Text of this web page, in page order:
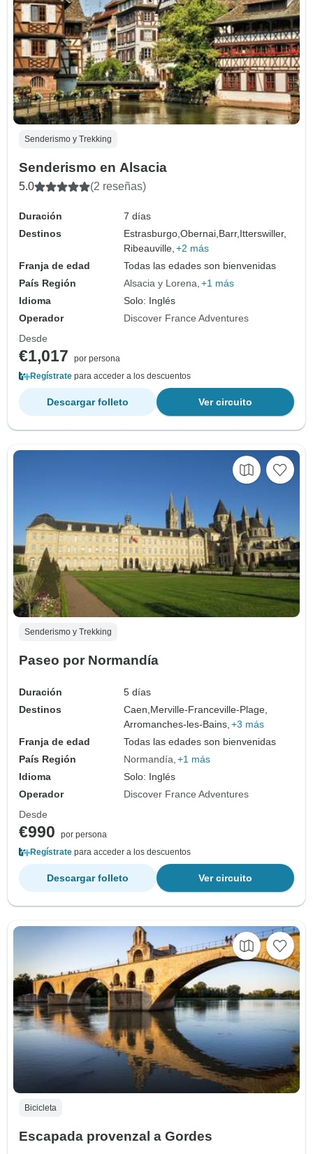
Senderismo y Trekking
Senderismo en Alsacia
5.0 (2 reseñas)
Duración
7 días
Destinos
Estrasburgo,Obernai, Barr, Itterswiller,
Ribeauville, +2 más
Franja de edad
Todas las edades son bienvenidas
País Región
Alsacia y Lorena +1 más
Idioma
Solo: Inglés
Operador
Discover France Adventures
Desde
€1,017
por persona
Regístrate para acceder a los descuentos
Ver circuito
Descargar folleto
Senderismo y Trekking
Paseo por Normandía
Duración
5 días
Destinos
Caen, Merville-Franceville-Plage,
Arromanches-les-Bains, +3 más
Franja de edad
Todas las edades son bienvenidas
País Región
Normandía +1 más
Idioma
Solo: Inglés
Operador
Discover France Adventures
Desde
€990
por persona
Regístrate para acceder a los descuentos
Ver circuito
Descargar folleto
Bicicleta
Escapada provenzal a Gordes